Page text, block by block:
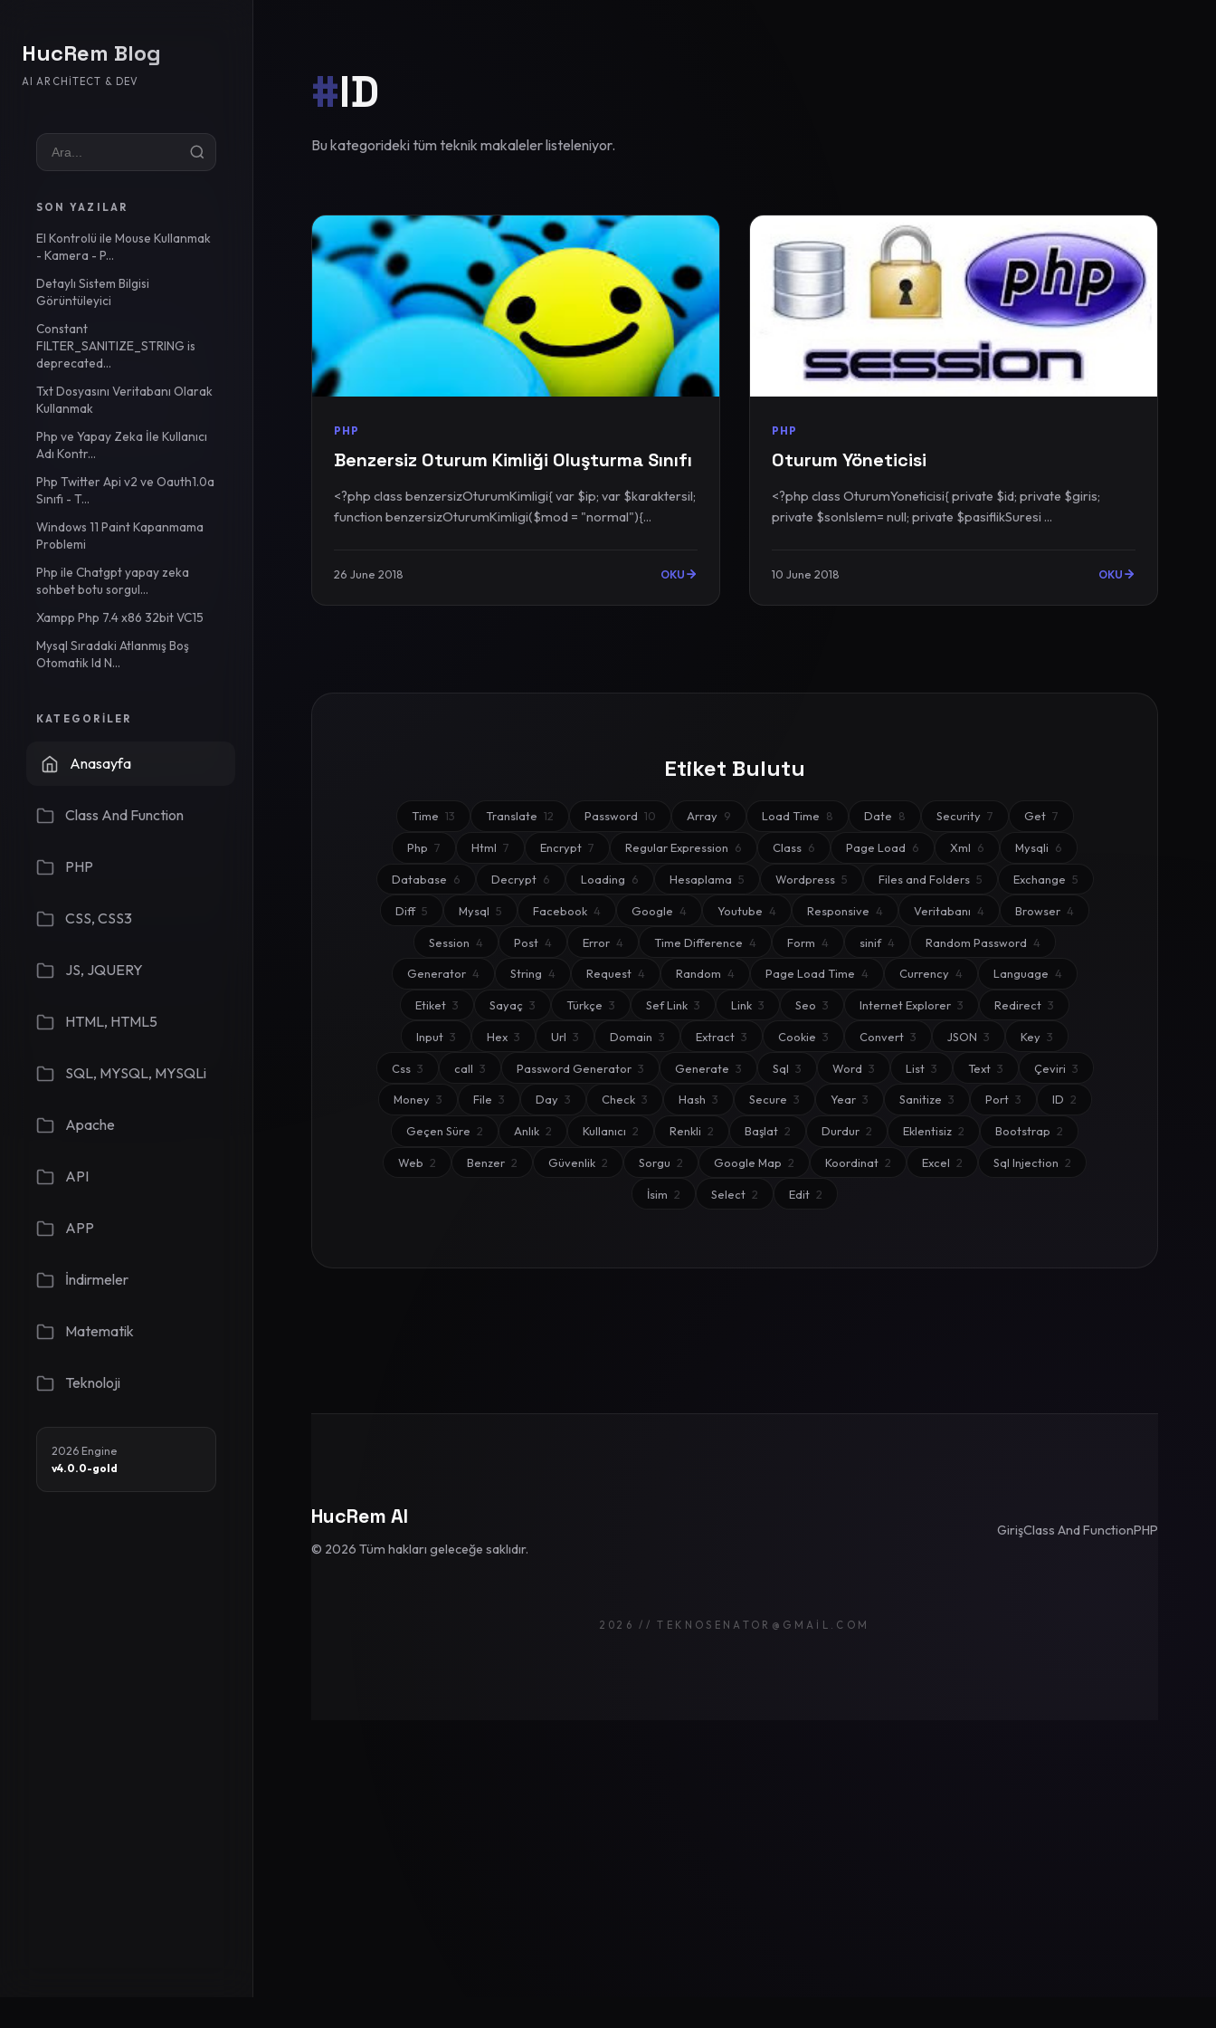
HucRem Blog
AI ARCHITECT & DEV
SON YAZILAR
El Kontrolü ile Mouse Kullanmak
- Kamera - P...
Detaylı Sistem Bilgisi
Görüntüleyici
Constant
FILTER_SANITIZE_STRING is
deprecated...
Txt Dosyasını Veritabanı Olarak
Kullanmak
Php ve Yapay Zeka İle Kullanıcı
Adı Kontr...
Php Twitter Api v2 ve Oauth1.0a
Sınıfı - T...
Windows 11 Paint Kapanmama
Problemi
Php ile Chatgpt yapay zeka
sohbet botu sorgul...
Xampp Php 7.4 x86 32bit VC15
Mysql Sıradaki Atlanmış Boş
Otomatik Id N...
KATEGORILER
Anasayfa
Class And Function
PHP
CSS, CSS3
JS, JQUERY
HTML, HTML5
SQL, MYSQL, MYSQLi
Apache
API
APP
İndirmeler
Matematik
Teknoloji
2026 Engine
v4.0.0-gold
#ID
Bu kategorideki tüm teknik makaleler listeleniyor.
PHP
Benzersiz Oturum Kimliği Oluşturma Sınıfı
<?php class benzersizOturumKimligi{ var $ip; var $karaktersil;
function benzersizOturumKimligi($mod = "normal"){...
26 June 2018 OKU
PHP
Oturum Yöneticisi
<?php class OturumYoneticisi{ private $id; private $giris;
private $sonIslem= null; private $pasiflikSuresi ...
10 June 2018 OKU
Etiket Bulutu
Time 13 Translate 12 Password 10 Array 9 Load Time 8 Date 8 Security 7 Get 7
Php 7 Html 7 Encrypt 7 Regular Expression 6 Class 6 Page Load 6 Xml 6 Mysqli 6
Database 6 Decrypt 6 Loading 6 Hesaplama 5 Wordpress 5 Files and Folders 5 Exchange 5
Diff 5 Mysql 5 Facebook 4 Google 4 Youtube 4 Responsive 4 Veritabanı 4 Browser 4
Session 4 Post 4 Error 4 Time Difference 4 Form 4 sinif 4 Random Password 4
Generator 4 String 4 Request 4 Random 4 Page Load Time 4 Currency 4 Language 4
Etiket 3 Sayaç 3 Türkçe 3 Sef Link 3 Link 3 Seo 3 Internet Explorer 3 Redirect 3
Input 3 Hex 3 Url 3 Domain 3 Extract 3 Cookie 3 Convert 3 JSON 3 Key 3
Css 3 call 3 Password Generator 3 Generate 3 Sql 3 Word 3 List 3 Text 3 Çeviri 3
Money 3 File 3 Day 3 Check 3 Hash 3 Secure 3 Year 3 Sanitize 3 Port 3 ID 2
Geçen Süre 2 Anlık 2 Kullanıcı 2 Renkli 2 Başlat 2 Durdur 2 Eklentisiz 2 Bootstrap 2
Web 2 Benzer 2 Güvenlik 2 Sorgu 2 Google Map 2 Koordinat 2 Excel 2 Sql Injection 2
İsim 2 Select 2 Edit 2
HucRem AI
© 2026 Tüm hakları geleceğe saklıdır.
GirişClass And FunctionPHP
2026 // TEKNOSENATOR@GMAIL.COM